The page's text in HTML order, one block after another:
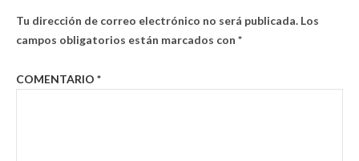
Tu dirección de correo electrónico no será publicada. Los
campos obligatorios están marcados con *
COMENTARIO *